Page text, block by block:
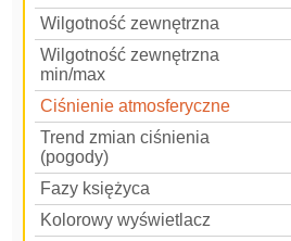
Wilgotność zewnętrzna
Wilgotność zewnętrzna
min/max
Ciśnienie atmosferyczne
Trend zmian ciśnienia
(pogody)
Fazy księżyca
Kolorowy wyświetlacz